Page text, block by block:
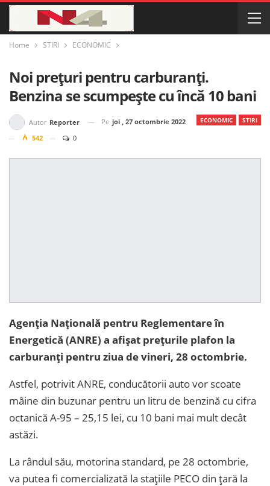
Home STIRI ECONOMIC
Noi prețuri pentru carburanți.
Benzina se scumpește cu încă 10 bani
ECONOMIC STIRI
Autor Reporter Pe joi , 27 octombrie 2022
542
0
Agenția Națională pentru Reglementare în
Energetică (ANRE) a afișat prețurile plafon la
carburanți pentru ziua de vineri, 28 octombrie.
Astfel, potrivit ANRE, conducătorii auto vor scoate
mâine din buzunar pentru un litru de benzină cu cifra
octanică A-95 – 25,15 lei, cu 10 bani mai mult decât
astăzi.
La rândul său, motorina standard, pe 28 octombrie,
va putea fi comercializată la stațiile PECO din țară la